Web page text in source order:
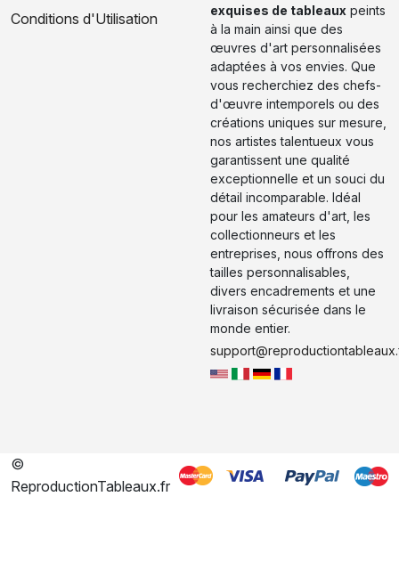
Conditions d'Utilisation
exquises de tableaux peints
à la main ainsi que des
œuvres d'art personnalisées
adaptées à vos envies. Que
vous recherchiez des chefs-
d'œuvre intemporels ou des
créations uniques sur mesure,
nos artistes talentueux vous
garantissent une qualité
exceptionnelle et un souci du
détail incomparable. Idéal
pour les amateurs d'art, les
collectionneurs et les
entreprises, nous offrons des
tailles personnalisables,
divers encadrements et une
livraison sécurisée dans le
monde entier.
©
ReproductionTableaux.fr